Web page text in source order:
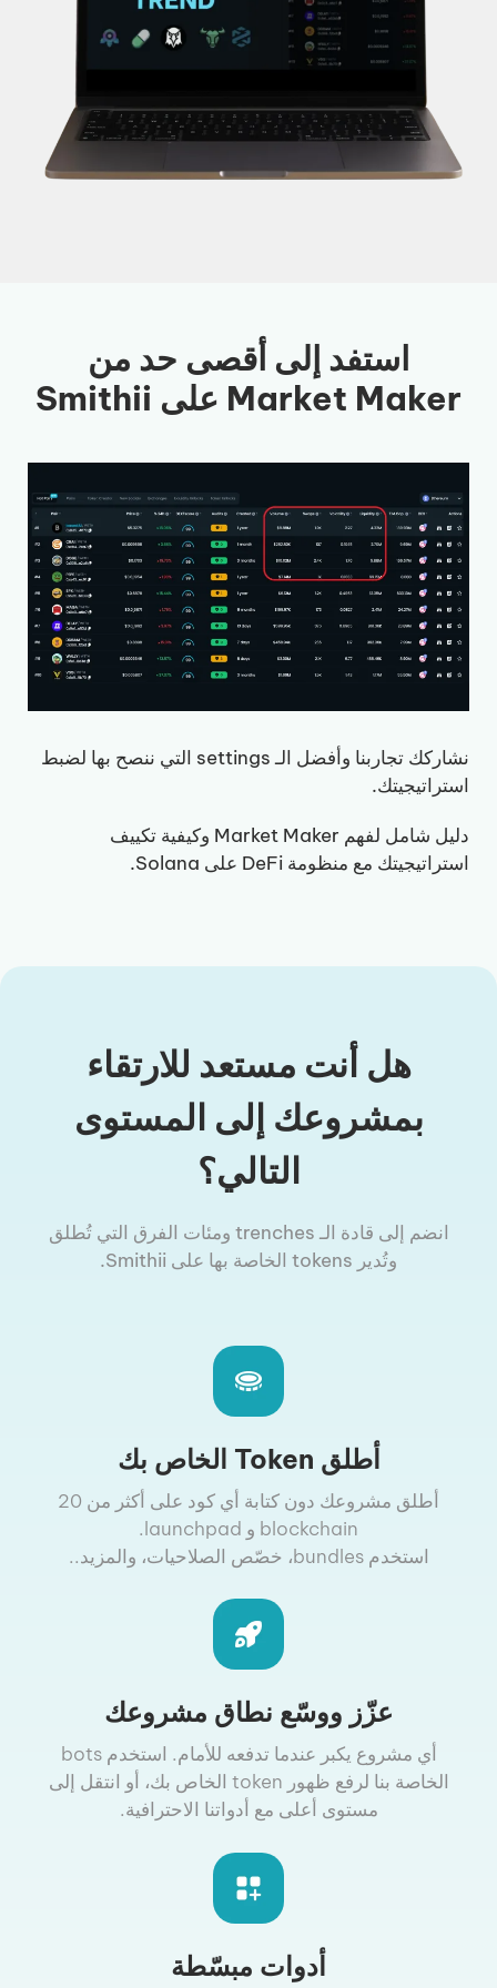
استفد إلى أقصى حد من
Market Maker على Smithii
نشاركك تجاربنا وأفضل الـ settings التي ننصح بها لضبط
استراتيجيتك.
دليل شامل لفهم Market Maker وكيفية تكييف
استراتيجيتك مع منظومة DeFi على Solana.
هل أنت مستعد للارتقاء
بمشروعك إلى المستوى
التالي؟
انضم إلى قادة الـ trenches ومئات الفرق التي تُطلق
وتُدير tokens الخاصة بها على Smithii.
أطلق Token الخاص بك
أطلق مشروعك دون كتابة أي كود على أكثر من 20
blockchain و launchpad.
استخدم bundles، خصّص الصلاحيات، والمزيد..
عزّز ووسّع نطاق مشروعك
أي مشروع يكبر عندما تدفعه للأمام. استخدم bots
الخاصة بنا لرفع ظهور token الخاص بك، أو انتقل إلى
مستوى أعلى مع أدواتنا الاحترافية.
أدوات مبسّطة